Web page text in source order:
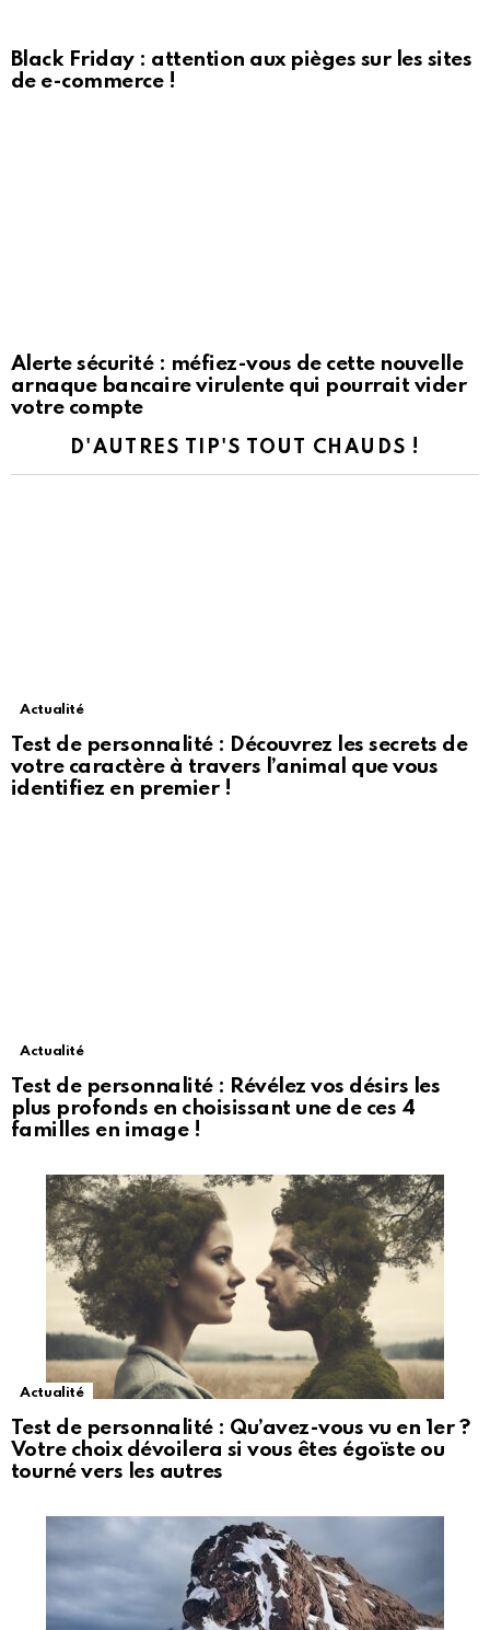
Black Friday : attention aux pièges sur les sites
de e-commerce !
Alerte sécurité : méfiez-vous de cette nouvelle
arnaque bancaire virulente qui pourrait vider
votre compte
D'AUTRES TIP'S TOUT CHAUDS !
Actualité
Test de personnalité : Découvrez les secrets de
votre caractère à travers l’animal que vous
identifiez en premier !
Actualité
Test de personnalité : Révélez vos désirs les
plus profonds en choisissant une de ces 4
familles en image !
Actualité
Test de personnalité : Qu’avez-vous vu en 1er ?
Votre choix dévoilera si vous êtes égoïste ou
tourné vers les autres